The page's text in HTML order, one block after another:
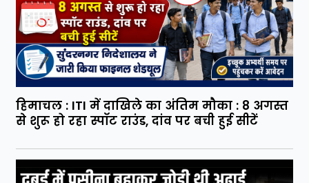
हिमाचल : ITI में दाखिले का अंतिम मौका : 8 अगस्त
से शुरू हो रहा स्पॉट राउंड, दांव पर बची हुई सीटें